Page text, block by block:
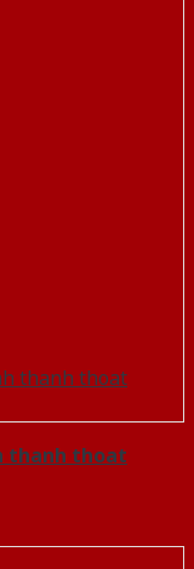
thanh thoat